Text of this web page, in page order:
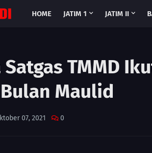
HOME JATIM 1 JATIM II
TMMD
Maulid
07, 2021 0